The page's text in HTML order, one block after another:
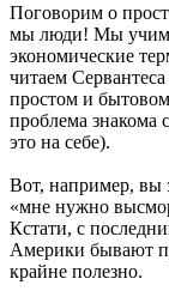
Поговорим о
мы люди! Мы учим
экономические
читаем
простом и
проблема знакома
это на себе).
Вот, например, вы
«мне нужно
Кстати, с
Америки бывают
крайне полезно.